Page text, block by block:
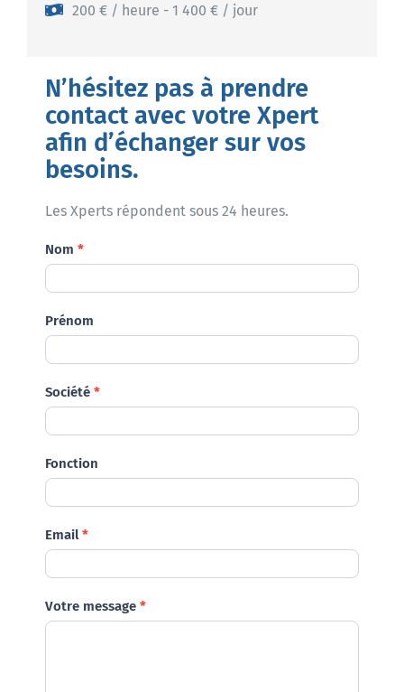
200 € / heure - 1 400 € / jour
N’hésitez pas à prendre
contact avec votre Xpert
afin d’échanger sur vos
besoins.
Les Xperts répondent sous 24 heures.
Demande
Nom *
Prénom
Société *
Fonction
Email*
Votre message *